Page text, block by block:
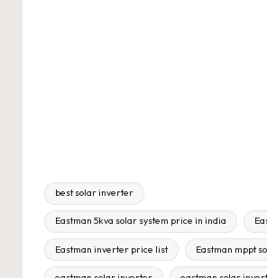
Tags:
best solar inverter
Eastman 5kva solar system price in india
Eastman inverter price list Eastman mppt